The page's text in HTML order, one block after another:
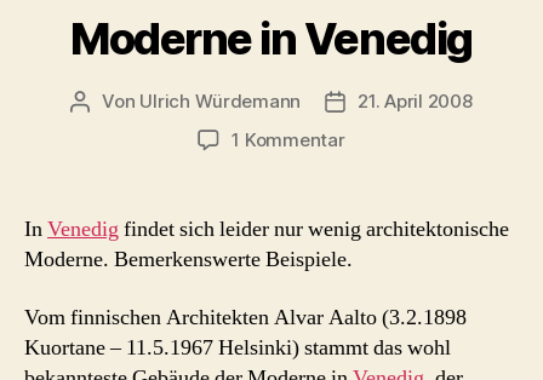
Moderne in Venedig
Beitragsautor
Von Ulrich Würdemann Beitragsdatum
21. April 2008
1 Kommentarzu
Venedig
InVenedigfindet sich leider nur wenig architektonische
Moderne. Bemerkenswerte Beispiele.
Vom finnischen Architekten Alvar Aalto (3.2.1898
Kuortane – 11.5.1967 Helsinki) stammt das wohl